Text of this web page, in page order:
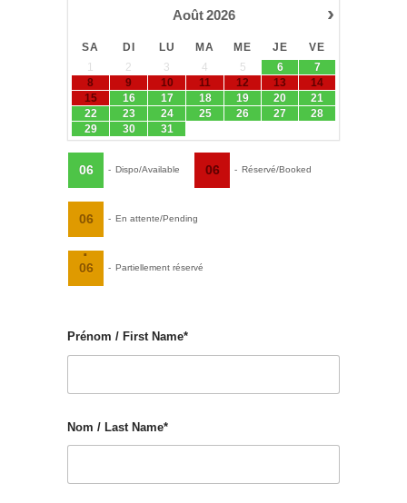
›
Août 2026
SA DI LU MA ME JE
VE
1
2 3 4 5 6
7
8
9 10 11 12 13
14
15
16 17 18 19 20
21
22
23 24 25 26 27
28
29
30 31
06 - Dispo/Available 06 - Réservé/Booked
06 - En attente/Pending
·
06 - Partiellement réservé
Prénom / First Name*
Nom / Last Name*